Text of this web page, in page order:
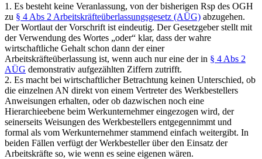
1. Es besteht keine Veranlassung, von der bisherigen Rsp des OGH
zu § 4 Abs 2 Arbeitskräfteüberlassungsgesetz (AÜG) abzugehen.
Der Wortlaut der Vorschrift ist eindeutig. Der Gesetzgeber stellt mit
der Verwendung des Wortes „oder“ klar, dass der wahre
wirtschaftliche Gehalt schon dann der einer
Arbeitskräfteüberlassung ist, wenn auch nur eine der in § 4 Abs 2
AÜG demonstrativ aufgezählten Ziffern zutrifft.
2. Es macht bei wirtschaftlicher Betrachtung keinen Unterschied, ob
die einzelnen AN direkt von einem Vertreter des Werkbestellers
Anweisungen erhalten, oder ob dazwischen noch eine
Hierarchieebene beim Werkunternehmer eingezogen wird, der
seinerseits Weisungen des Werkbestellers entgegennimmt und
formal als vom Werkunternehmer stammend einfach weitergibt. In
beiden Fällen verfügt der Werkbesteller über den Einsatz der
Arbeitskräfte so, wie wenn es seine eigenen wären.